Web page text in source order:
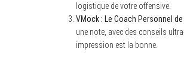
logistique de votre offensive.
VMock : Le Coach Personnel de
une note, avec des conseils
impression est la bonne.